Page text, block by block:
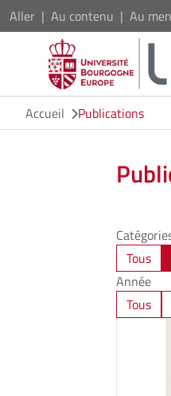
Aller Au contenu Au
Accueil
Publications
Tous
Année
Tous